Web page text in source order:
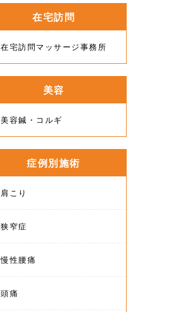
在宅訪問
在宅訪問マッサージ事務所
美容
美容鍼・コルギ
症例別施術
肩こり
狭窄症
慢性腰痛
頭痛